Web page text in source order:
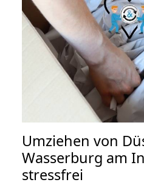
Umziehen von
Wasserburg am
stressfrei